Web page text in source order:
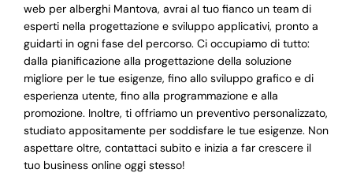
web per alberghi Mantova, avrai al tuo fianco un team di
esperti nella progettazione e sviluppo applicativi, pronto a
guidarti in ogni fase del percorso. Ci occupiamo di tutto:
dalla pianificazione alla progettazione della soluzione
migliore per le tue esigenze, fino allo sviluppo grafico e di
esperienza utente, fino alla programmazione e alla
promozione. Inoltre, ti offriamo un preventivo personalizzato,
studiato appositamente per soddisfare le tue esigenze. Non
aspettare oltre, contattaci subito e inizia a far crescere il
tuo business online oggi stesso!